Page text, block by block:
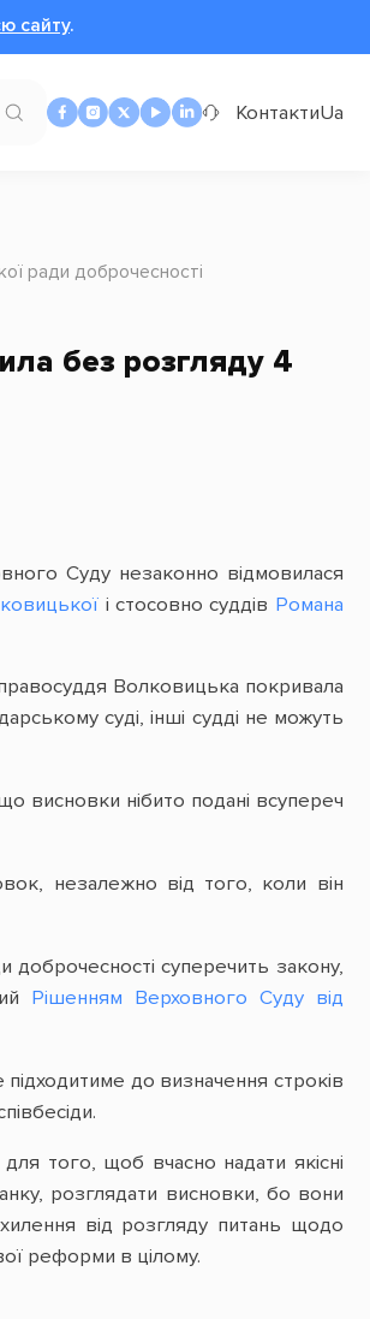
сайту.
КонтактиUa
ради доброчесності
без розгляду 4
Суду незаконно відмовилася
і стосовно суддів Романа
Волковицька покривала
суді, інші судді не можуть
висновки нібито подані всупереч
незалежно від того, коли він
доброчесності суперечить закону,
Рішенням Верховного Суду від
до визначення строків
того, щоб вчасно надати якісні
розглядати висновки, бо вони
від розгляду питань щодо
реформи в цілому.